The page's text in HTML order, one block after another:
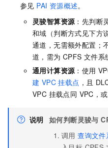
参见 PAI 资源概述。
灵骏智算资源：先判断
和域（判断方式见下方
通道，无需额外配置；
道，需为 CPFS 文件系
通用计算资源：使用
建 VPC 挂载点 ，且
VPC 挂载点同 VPC，
说明 如何判断灵骏与
调用查询文件